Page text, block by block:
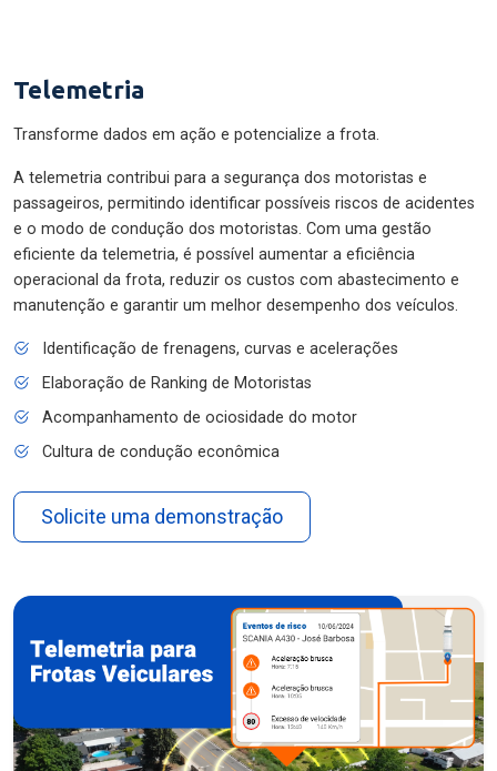
Telemetria
Transforme dados em ação e potencialize a frota.
A telemetria contribui para a segurança dos motoristas e
passageiros, permitindo identificar possíveis riscos de acidentes
e o modo de condução dos motoristas. Com uma gestão
eficiente da telemetria, é possível aumentar a eficiência
operacional da frota, reduzir os custos com abastecimento e
manutenção e garantir um melhor desempenho dos veículos.
Identificação de frenagens, curvas e acelerações
Elaboração de Ranking de Motoristas
Acompanhamento de ociosidade do motor
Cultura de condução econômica
Solicite uma demonstração